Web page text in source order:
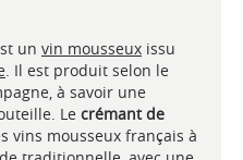
un vin mousseux issu
. Il est produit selon le
à savoir une
Le crémant de
vins mousseux français à